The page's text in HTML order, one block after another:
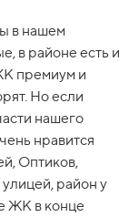
в нашем
в районе есть и
премиум и
Но если
нашего
нравится
Оптиков,
район у
ЖК в конце